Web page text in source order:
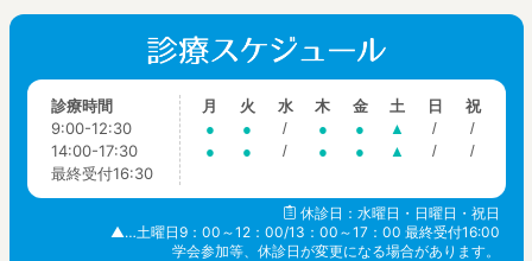
診療時間
9:00-12:30
14:00-17:30
最終受付16:30
月
●
●
火
●
●
水
/
/
木
●
●
金
●
●
土
▲
▲
日
/
/
祝
/
/
休診日：水曜日・日曜日・祝日
▲…土曜日9：00～12：00/13：00～17：00 最終受付16:00
学会参加等、休診日が変更になる場合があります。